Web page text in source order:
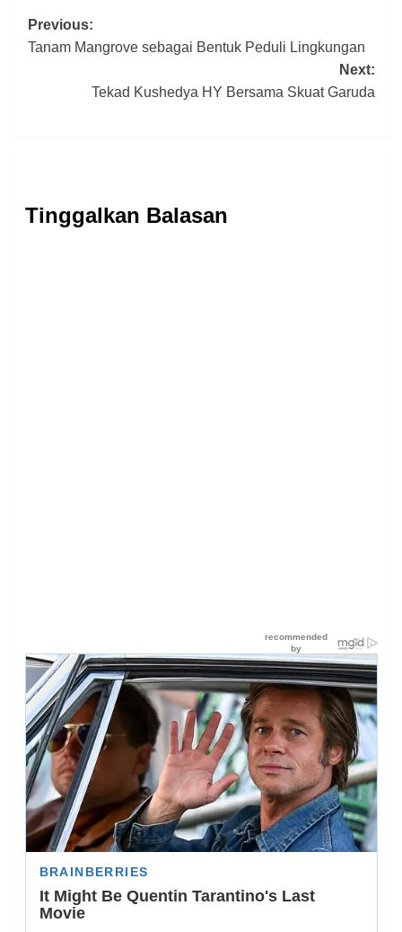
Post
navigation
Previous:
Tanam Mangrove sebagai Bentuk Peduli Lingkungan
Next:
Tekad Kushedya HY Bersama Skuat Garuda
Tinggalkan Balasan